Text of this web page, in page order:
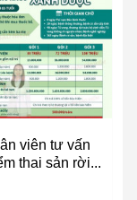
viên tư vấn
thai sản rời...